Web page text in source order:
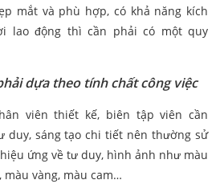
mắt và phù hợp, có khả năng kích
lao động thì cần phải có một quy
dựa theo tính chất công việc
viên thiết kế, biên tập viên cần
duy, sáng tạo chi tiết nên thường sử
ứng về tư duy, hình ảnh như màu
vàng, màu cam…